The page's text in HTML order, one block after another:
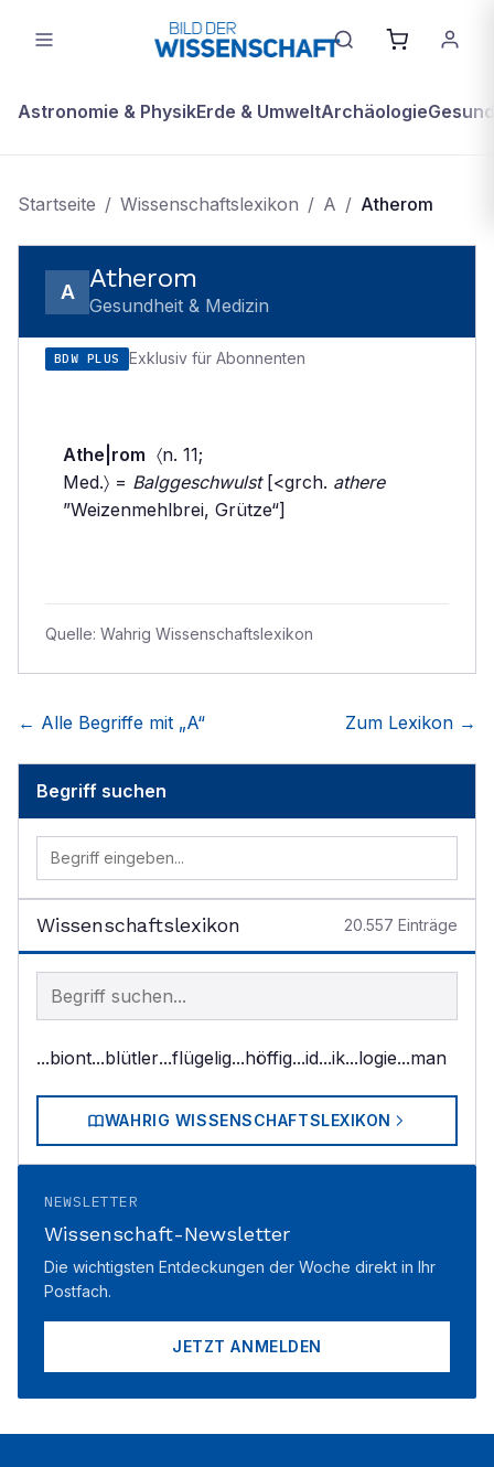
Astronomie & PhysikErde & UmweltArchäologie
Startseite / Wissenschaftslexikon / A / Atherom
A Atherom
Gesundheit & Medizin
BDW PLUS Exklusiv für Abonnenten
Athe|rom 〈n. 11;
Med.〉 = Balggeschwulst[<grch. athere
”Weizenmehlbrei, Grütze“]
Quelle: Wahrig Wissenschaftslexikon
← Alle Begriffe mit „A“ Zum Lexikon →
Begriff suchen
Wissenschaftslexikon 20.557 Einträge
Begriff im Lexikon suchen
...biont...blütler...flügelig...höffig...id...ik...logie...man
WAHRIG WISSENSCHAFTSLEXIKON
NEWSLETTER
Wissenschaft-Newsletter
Die wichtigsten Entdeckungen der Woche direkt in Ihr
Postfach.
JETZT ANMELDEN